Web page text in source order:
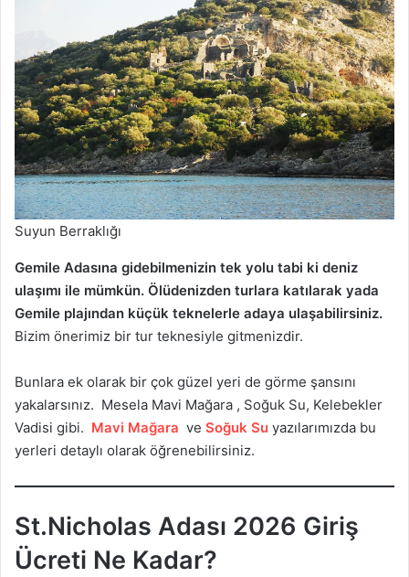
Suyun Berraklığı
Gemile Adasına gidebilmenizin tek yolu tabi ki deniz
ulaşımı ile mümkün. Ölüdenizden turlara katılarak yada
Gemile plajından küçük teknelerle adaya ulaşabilirsiniz.
Bizim önerimiz bir tur teknesiyle gitmenizdir.
Bunlara ek olarak bir çok güzel yeri de görme şansını
yakalarsınız. Mesela Mavi Mağara , Soğuk Su, Kelebekler
Vadisi gibi. Mavi Mağara ve Soğuk Su yazılarımızda bu
yerleri detaylı olarak öğrenebilirsiniz.
St.Nicholas Adası 2026 Giriş
Ücreti Ne Kadar?